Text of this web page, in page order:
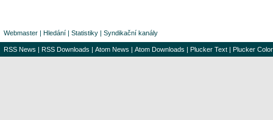
Webmaster | Hledání | Statistiky | Syndikační kanály
RSS News | RSS Downloads | Atom News | Atom Downloads | Plucker Text | Plucker Color